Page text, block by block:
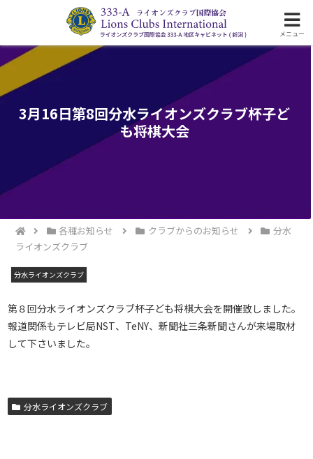
ライオンズクラブ国際協会333-A地区の活動
3月16日第8回分水ライオンズクラブ杯子ど
も将棋大会
各種お知らせ クラブからのお知らせ
分水
ライオンズクラブ
分水ライオンズクラブ
第８回分水ライオンズクラブ杯子ども将棋大会を開催致しました。
報道関係もテレビ局NST、TeNY、新聞社三条新聞さんが来場取材
して下さいました。
分水ライオンズクラブ
メニュー